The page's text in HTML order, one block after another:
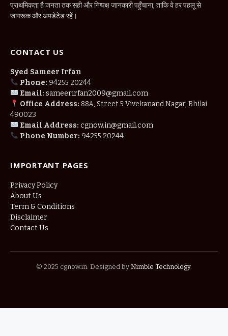
प्राथमिकता है जनता तक सही और निष्पक्ष जानकारी पहुँचाना, ताकि वे हर पहलू से
जागरूक और अपडेटेड रहें।
CONTACT US
Syed Sameer Irfan
Phone: 94255 20244
Email: sameerirfan2009@gmail.com
Office Address: 88A, Street 5 Vivekanand Nagar, Bhilai
490023
Email Address: cgnow.in@gmail.com
Phone Number: 94255 20244
IMPORTANT PAGES
Privacy Policy
About Us
Term & Conditions
Disclaimer
Contact Us
© 2025 cgnow.in. Designed by Nimble Technology.